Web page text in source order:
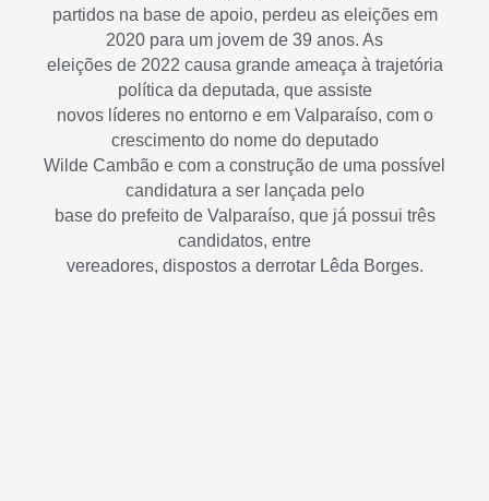
partidos na base de apoio, perdeu as eleições em
2020 para um jovem de 39 anos. As
eleições de 2022 causa grande ameaça à trajetória
política da deputada, que assiste
novos líderes no entorno e em Valparaíso, com o
crescimento do nome do deputado
Wilde Cambão e com a construção de uma possível
candidatura a ser lançada pelo
base do prefeito de Valparaíso, que já possui três
candidatos, entre
vereadores, dispostos a derrotar Lêda Borges.